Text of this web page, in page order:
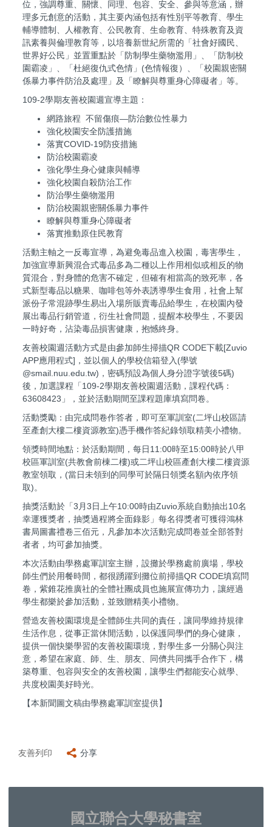
位，強調尊重、關懷、同理、包容、安全、參與等意涵，辦
理多元創意的活動，其主要內涵包括有性別平等教育、學生
輔導體制、人權教育、公民教育、生命教育、特殊教育及資
訊素養與倫理教育等，以培養新世紀所需的「社會好國民、
世界好公民」並置重點於「防制學生藥物濫用」、「防制校
園霸凌」、「杜絕復仇式色情」(色情報復）、「校園親密關
係暴力事件防治及處理」及「瞭解與尊重身心障礙者」等。
109-2學期友善校園週宣導主題：
網路旅程 不留傷痕—防治數位性暴力
強化校園安全防護措施
落實COVID-19防疫措施
防治校園霸凌
強化學生身心健康與輔導
強化校園自殺防治工作
防治學生藥物濫用
防治校園親密關係暴力事件
瞭解與尊重身心障礙者
落實推動原住民教育
活動主軸之一反毒宣導，為避免毒品進入校園，毒害學生，
加強宣導新興混合式毒品多為二種以上作用相似或相反的物
質混合，對身體的危害不確定，但確有相當高的致死率，各
式新型毒品以糖果、咖啡包等外表誘導學生食用，社會上幫
派份子常混跡學生易出入場所販賣毒品給學生，在校園內發
展出毒品行銷管道，衍生社會問題，提醒本校學生，不要因
一時好奇，沾染毒品損害健康，抱憾終身。
友善校園週活動方式是由參加師生掃描QR CODE下載[Zuvio
APP應用程式]，並以個人的學校信箱登入(學號
@smail.nuu.edu.tw)，密碼預設為個人身分證字號後5碼)
後，加選課程「109-2學期友善校園週活動，課程代碼：
63608423」，並於活動期間至課程題庫填寫問卷。
活動獎勵：由完成問卷作答者，即可至軍訓室(二坪山校區請
至產創大樓二樓資源教室)憑手機作答紀錄領取精美小禮物。
領獎時間地點：於活動期間，每日11:00時至15:00時於八甲
校區軍訓室(共教會前棟二樓)或二坪山校區產創大樓二樓資源
教室領取，(當日未領到的同學可於隔日領獎名額內依序領
取)。
抽獎活動於「3月3日上午10:00時由Zuvio系統自動抽出10名
幸運獲獎者，抽獎過程將全面錄影」每名得獎者可獲得鴻林
書局圖書禮卷三佰元，凡參加本次活動完成問卷並全部答對
者者，均可參加抽獎。
本次活動由學務處軍訓室主辦，設攤於學務處前廣場，學校
師生們於用餐時間，都很踴躍到攤位前掃描QR CODE填寫問
卷，紫錐花推廣社的全體社團成員也施展宣傳功力，讓經過
學生都樂於參加活動，並致贈精美小禮物。
營造友善校園環境是全體師生共同的責任，讓同學維持規律
生活作息，從事正當休閒活動，以保護同學們的身心健康，
提供一個快樂學習的友善校園環境，對學生多一分關心與注
意，希望在家庭、師、生、朋友、同儕共同攜手合作下，構
築尊重、包容與安全的友善校園，讓學生們都能安心就學、
共度校園美好時光。
【本新聞圖文稿由學務處軍訓室提供】
友善列印 分享
國立聯合大學秘書室